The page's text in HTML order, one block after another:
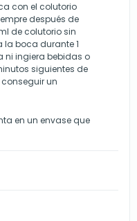
con el colutorio
después de
de colutorio sin
boca durante 1
ni ingiera bebidas o
siguientes de
un
en un envase que